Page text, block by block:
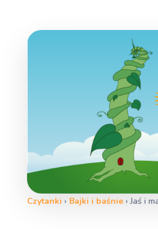
Czytanki › Bajki i baśnie›Jaś i